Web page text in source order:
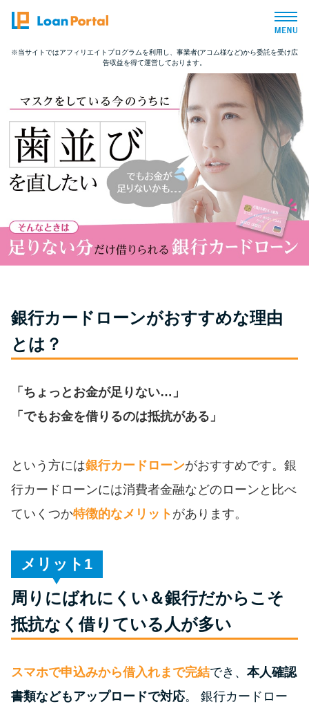
トップページ
おすすめコンテンツ
総合人気ランキング
とにかくすぐ借りたい方向け
バレずに借りたい方向け
便利なコンテンツ
カードローンQ&A
リボ払いをそのまま払いきると
損！
得した話
最速！最短40分で借りられるカ
ードローン
種類や特徴で探す
※当サイトではアフィリエイトプログラムを利用し、事業者(アコム様など)から委託を受け広
告収益を得て運営しております。
銀行カードローンがおすすめな理由
とは？
「ちょっとお金が足りない…」
「でもお金を借りるのは抵抗がある」
という方には銀行カードローンがおすすめです。銀
行カードローンには消費者金融などのローンと比べ
ていくつか特徴的なメリット があります。
メリット
周りにばれにくい＆銀行だからこそ
抵抗なく借りている人が多い
スマホで申込みから借入れまで完結でき、 本人確認
書類などもアップロードで対応。 銀行カードロー